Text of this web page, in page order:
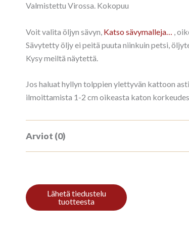
Valmistettu Virossa. Kokopuu
Voit valita öljyn sävyn, Katso sävymalleja…
,
Sävytetty öljy ei peitä puuta niinkuin petsi,
Kysy meiltä näytettä.
Jos haluat hyllyn tolppien ylettyvän kattoon
ilmoittamista 1-2 cm oikeasta katon
Arviot (0)
Kirjoita ensimmäinen arvio